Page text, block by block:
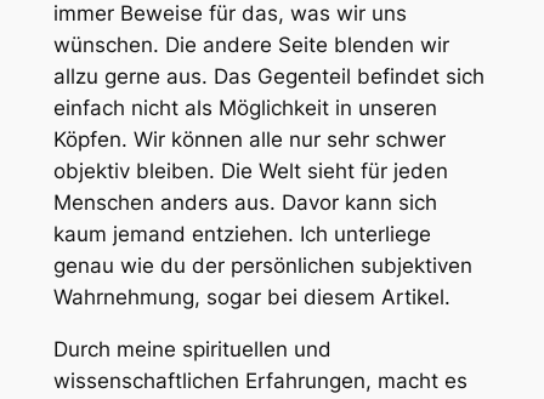
immer Beweise für das, was wir uns
wünschen. Die andere Seite blenden wir
allzu gerne aus. Das Gegenteil befindet sich
einfach nicht als Möglichkeit in unseren
Köpfen. Wir können alle nur sehr schwer
objektiv bleiben. Die Welt sieht für jeden
Menschen anders aus. Davor kann sich
kaum jemand entziehen. Ich unterliege
genau wie du der persönlichen subjektiven
Wahrnehmung, sogar bei diesem Artikel.
Durch meine spirituellen und
wissenschaftlichen Erfahrungen, macht es